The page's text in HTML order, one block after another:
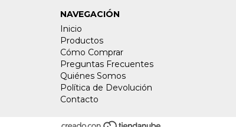
NAVEGACIÓN
Inicio
Productos
Cómo Comprar
Preguntas Frecuentes
Quiénes Somos
Política de Devolución
Contacto